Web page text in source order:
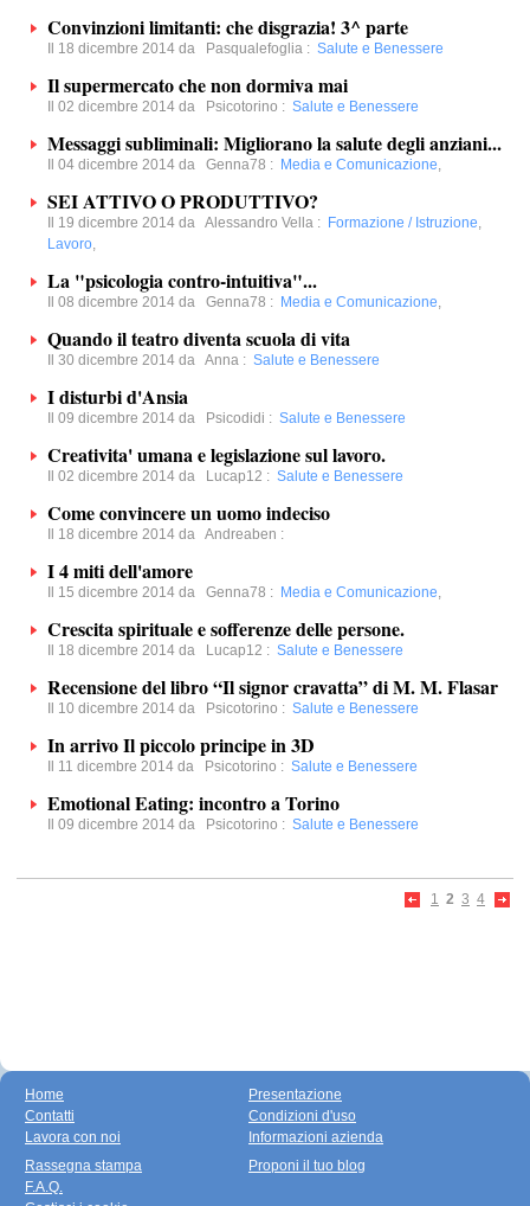
Convinzioni limitanti: che disgrazia! 3^ parte
Il 18 dicembre 2014 da Pasqualefoglia : Salute e Benessere
Il supermercato che non dormiva mai
Il 02 dicembre 2014 da Psicotorino : Salute e Benessere
Messaggi subliminali: Migliorano la salute degli anziani...
Il 04 dicembre 2014 da Genna78 : Media e Comunicazione,
SEI ATTIVO O PRODUTTIVO?
Il 19 dicembre 2014 da Alessandro Vella : Formazione / Istruzione,
Lavoro,
La "psicologia contro-intuitiva"...
Il 08 dicembre 2014 da Genna78 : Media e Comunicazione,
Quando il teatro diventa scuola di vita
Il 30 dicembre 2014 da Anna : Salute e Benessere
I disturbi d'Ansia
Il 09 dicembre 2014 da Psicodidi : Salute e Benessere
Creativita' umana e legislazione sul lavoro.
Il 02 dicembre 2014 da Lucap12 : Salute e Benessere
Come convincere un uomo indeciso
Il 18 dicembre 2014 da Andreaben :
I 4 miti dell'amore
Il 15 dicembre 2014 da Genna78 : Media e Comunicazione,
Crescita spirituale e sofferenze delle persone.
Il 18 dicembre 2014 da Lucap12 : Salute e Benessere
Recensione del libro “Il signor cravatta” di M. M. Flasar
Il 10 dicembre 2014 da Psicotorino : Salute e Benessere
In arrivo Il piccolo principe in 3D
Il 11 dicembre 2014 da Psicotorino : Salute e Benessere
Emotional Eating: incontro a Torino
Il 09 dicembre 2014 da Psicotorino : Salute e Benessere
1 2 3 4
Home
Contatti
Lavora con noi
Presentazione
Condizioni d'uso
Informazioni azienda
Rassegna stampa
F.A.Q.
Proponi il tuo blog